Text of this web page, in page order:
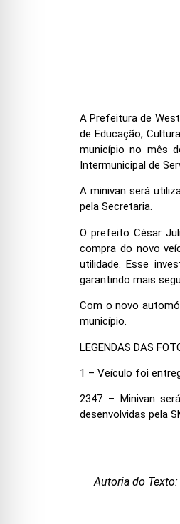
A Prefeitura de
de Educação,
município no mês
Intermunicipal de
A minivan será
pela Secretaria.
O prefeito César
compra do novo
utilidade. Esse
garantindo mais
Com o novo
município.
LEGENDAS DAS
1 – Veículo foi
2347 – Minivan
desenvolvidas pela
Autoria do Texto: